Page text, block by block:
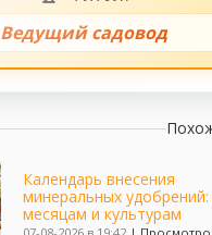
Ведущий садовод
Календарь внесения
минеральных удобрений:
месяцам и культурам